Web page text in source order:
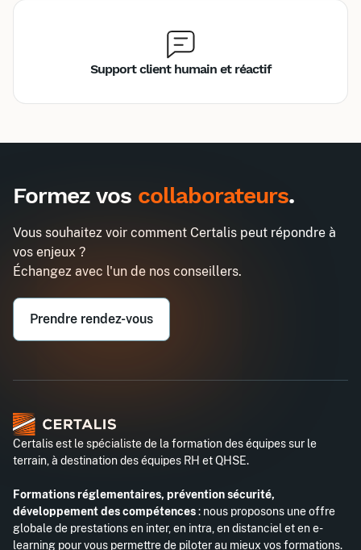
Support client humain et réactif
3h chrono pour construire des
Entreprise*
Téléphone professionnel*
Formez vos collaborateurs.
Vous souhaitez voir comment Certalis peut répondre à
vos enjeux ?
Échangez avec l'un de nos conseillers.
Prendre rendez-vous
Certalis est le spécialiste de la formation des équipes sur le
terrain, à destination des équipes RH et QHSE.
Formations réglementaires, prévention sécurité,
développement des compétences: nous proposons une offre
globale de prestations en inter, en intra, en distanciel et en e-
learning pour vous permettre de piloter au mieux vos formations.